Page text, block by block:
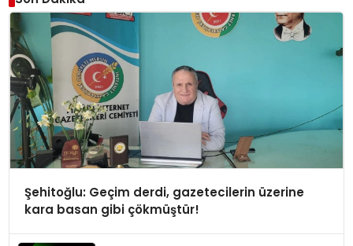
Şehitoğlu: Geçim derdi, gazetecilerin üzerine
kara basan gibi çökmüştür!